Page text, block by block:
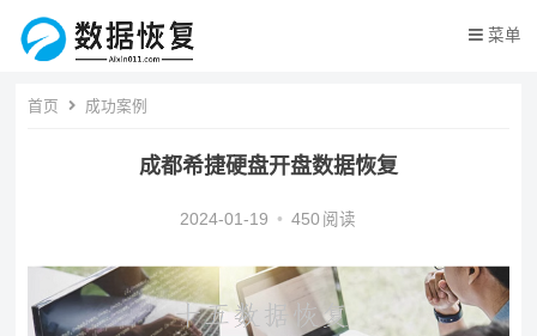
菜单
首页 成功案例
成都希捷硬盘开盘数据恢复
2024-01-19 • 450 阅读